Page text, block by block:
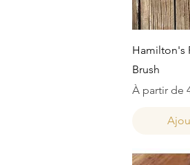
Hamilton's
Brush
À partir de
Prix